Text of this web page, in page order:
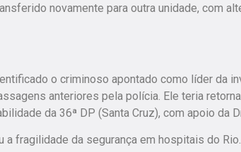
novamente para outra unidade, com
o criminoso apontado como líder da
anteriores pela polícia. Ele teria
da 36ª DP (Santa Cruz), com apoio da
fragilidade da segurança em hospitais do